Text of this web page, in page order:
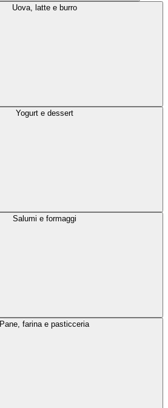
Uova, latte e burro
Yogurt e dessert
Salumi e formaggi
Pane, farina e pasticceria